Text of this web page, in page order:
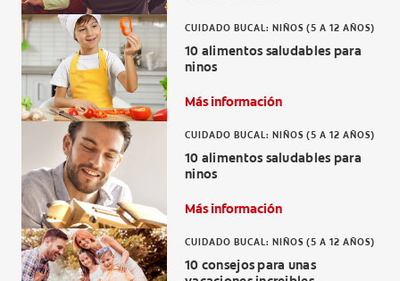
CUIDADO BUCAL: NIÑOS (5 A 12 AÑOS)
10 alimentos saludables para
ninos
Más información
CUIDADO BUCAL: NIÑOS (5 A 12 AÑOS)
10 alimentos saludables para
ninos
Más información
CUIDADO BUCAL: NIÑOS (5 A 12 AÑOS)
10 consejos para unas